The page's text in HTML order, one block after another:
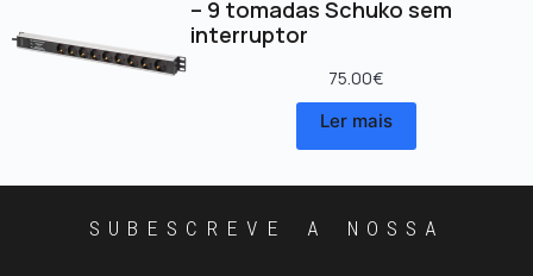
– 9 tomadas Schuko sem
interruptor
75.00€
Ler mais
SUBESCREVE A NOSSA